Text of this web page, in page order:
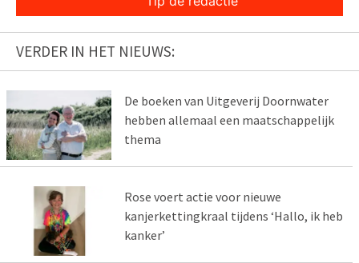
VERDER IN HET NIEUWS:
De boeken van Uitgeverij Doornwater
hebben allemaal een maatschappelijk
thema
Rose voert actie voor nieuwe
kanjerkettingkraal tijdens ‘Hallo, ik heb
kanker’